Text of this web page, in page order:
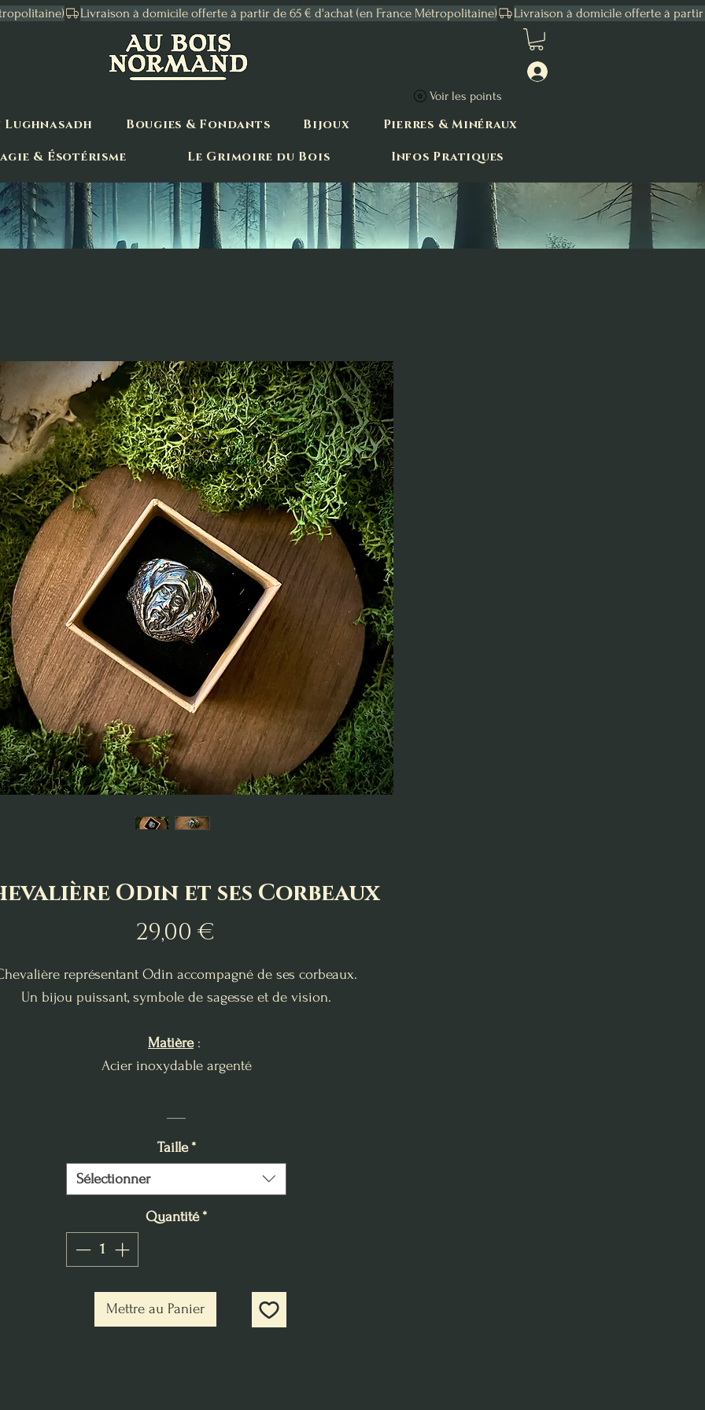
Bougies & Fondants Bijoux
Pierres & Minéraux
& Ésotérisme
Le Grimoire du Bois Infos Pratiques
Voir les points
Odin et ses Corbeaux
29,00 €Prix
représentant Odin accompagné de ses corbeaux.
Un bijou puissant, symbole de sagesse et de vision.
Matière:
Acier inoxydable argenté
Taille *
Sélectionner
Quantité*
Mettre au Panier